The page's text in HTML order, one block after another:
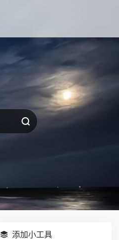
添加小工具